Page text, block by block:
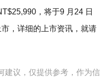
，将于9 月24 日
，详细的上市资讯，就请
建议，仅提供参考，作为信